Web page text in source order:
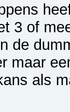
3 of
de
maar
als